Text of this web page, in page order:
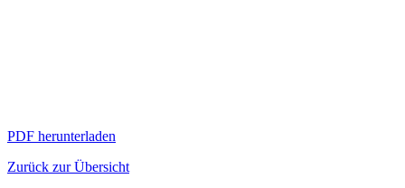
PDF herunterladen
Zurück zur Übersicht